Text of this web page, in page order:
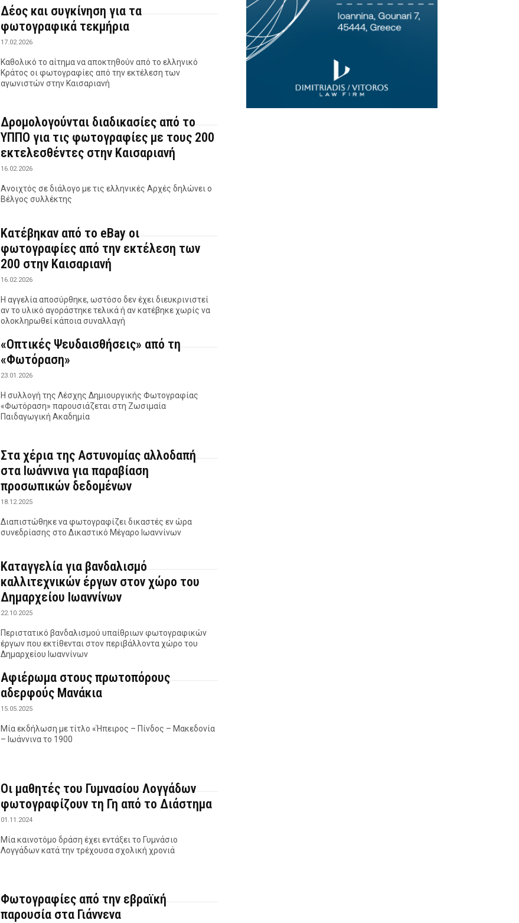
Δέος και συγκίνηση για τα
φωτογραφικά τεκμήρια
17.02.2026
Καθολικό το αίτημα να αποκτηθούν από το ελληνικό
Κράτος οι φωτογραφίες από την εκτέλεση των
αγωνιστών στην Καισαριανή
Δρομολογούνται διαδικασίες από το
ΥΠΠΟ για τις φωτογραφίες με τους 200
εκτελεσθέντες στην Καισαριανή
16.02.2026
Ανοιχτός σε διάλογο με τις ελληνικές Αρχές δηλώνει ο
Βέλγος συλλέκτης
Κατέβηκαν από το eBay οι
φωτογραφίες από την εκτέλεση των
200 στην Καισαριανή
16.02.2026
Η αγγελία αποσύρθηκε, ωστόσο δεν έχει διευκρινιστεί
αν το υλικό αγοράστηκε τελικά ή αν κατέβηκε χωρίς να
ολοκληρωθεί κάποια συναλλαγή
«Οπτικές Ψευδαισθήσεις» από τη
«Φωτόραση»
23.01.2026
Η συλλογή της Λέσχης Δημιουργικής Φωτογραφίας
«Φωτόραση» παρουσιάζεται στη Ζωσιμαία
Παιδαγωγική Ακαδημία
Στα χέρια της Αστυνομίας αλλοδαπή
στα Ιωάννινα για παραβίαση
προσωπικών δεδομένων
18.12.2025
Διαπιστώθηκε να φωτογραφίζει δικαστές εν ώρα
συνεδρίασης στο Δικαστικό Μέγαρο Ιωαννίνων
Καταγγελία για βανδαλισμό
καλλιτεχνικών έργων στον χώρο του
Δημαρχείου Ιωαννίνων
22.10.2025
Περιστατικό βανδαλισμού υπαίθριων φωτογραφικών
έργων που εκτίθενται στον περιβάλλοντα χώρο του
Δημαρχείου Ιωαννίνων
Αφιέρωμα στους πρωτοπόρους
αδερφούς Μανάκια
15.05.2025
Μία εκδήλωση με τίτλο «Ήπειρος – Πίνδος – Μακεδονία
– Ιωάννινα το 1900
Οι μαθητές του Γυμνασίου Λογγάδων
φωτογραφίζουν τη Γη από το Διάστημα
01.11.2024
Μία καινοτόμο δράση έχει εντάξει το Γυμνάσιο
Λογγάδων κατά την τρέχουσα σχολική χρονιά
Φωτογραφίες από την εβραϊκή
παρουσία στα Γιάννενα